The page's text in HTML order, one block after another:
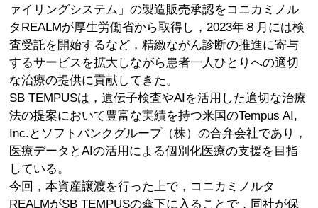
ァイリングシステム」の製造販売承認をコニカミノル
タREALMが厚生労働省から取得し，2023年８月には検
査受託を開始するなど，精緻ながん診断の推進に寄与
するサービスを拡大しながら患者一人ひとりへの適切
な治療の提供に貢献してきた。
SB TEMPUSは，遺伝子検査やAIを活用した適切な治療
法の提案において豊富な実績を持つ米国のTempus AI,
Inc.とソフトバンクグループ（株）の合弁会社であり，
医療データとAIの活用による個別化医療の支援を目指
している。
今回，本資産譲渡を行った上で，コニカミノルタ
REALMがSB TEMPUSの傘下に入ることで，同社が保